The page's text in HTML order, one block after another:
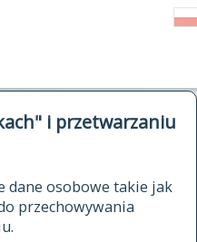
i przetwarzaniu
dane osobowe takie jak
przechowywania
SŁOWNIK